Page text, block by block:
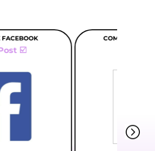
FOLLOWER TIK TOK
100% Italiani 💯